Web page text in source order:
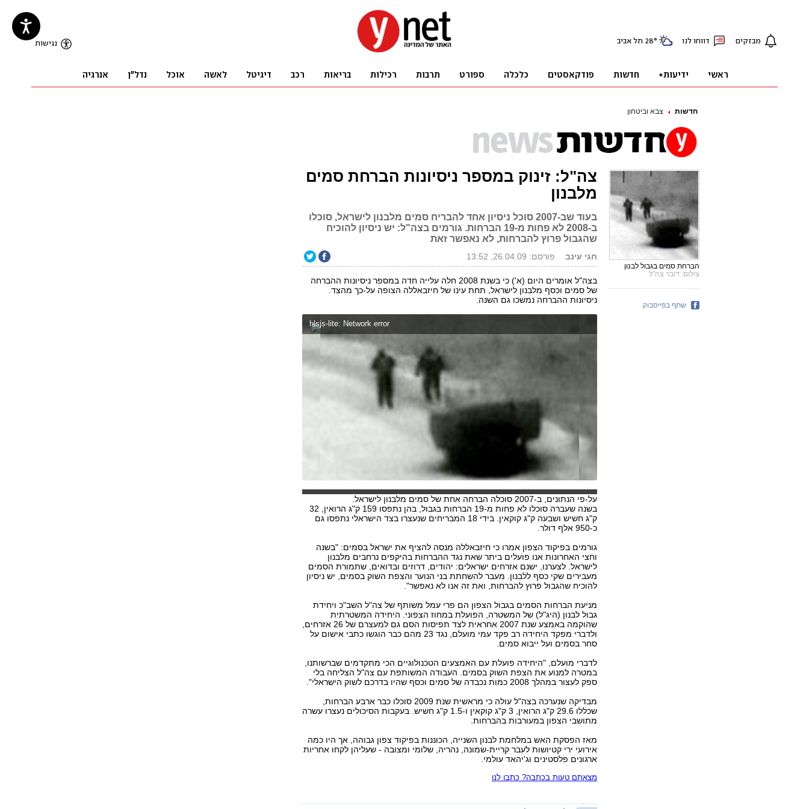
חדשות צבא וביטחון
צה"ל: זינוק במספר ניסיונות הברחת סמים
מלבנון
בעוד שב-2007 סוכל ניסיון אחד להבריח סמים מלבנון לישראל, סוכלו
ב-2008 לא פחות מ-19 הברחות. גורמים בצה"ל: יש ניסיון להוכיח
שהגבול פרוץ להברחות, לא נאפשר זאת
חגי עינב פורסם: 26.04.09, 13:52
בצה"ל אומרים היום (א') כי בשנת 2008 חלה עלייה חדה במספר ניסיונות ההברחה
של סמים וכסף מלבנון לישראל, תחת עינו של חיזבאללה הצופה על-כך מהצד.
ניסיונות ההברחה נמשכו גם השנה.
hlsjs-lite: Network error
על-פי הנתונים, ב-2007 סוכלה הברחה אחת של סמים מלבנון לישראל.
בשנה שעברה סוכלו לא פחות מ-19 הברחות בגבול, בהן נתפסו 159 ק"ג הרואין, 32
ק"ג חשיש ושבעה ק"ג קוקאין. בידי 18 המבריחים שנעצרו בצד הישראלי נתפסו גם
כ-950 אלף דולר.
גורמים בפיקוד הצפון אמרו כי חיזבאללה מנסה להציף את ישראל בסמים: "בשנה
וחצי האחרונות אנו פועלים ביתר שאת נגד ההברחות בהיקפים נרחבים מלבנון
לישראל. לצערנו, ישנם אזרחים ישראלים: יהודים, דרוזים ובדואים, שתמורת הסמים
מעבירים שקי כסף ללבנון. מעבר להשחתת בני הנוער והצפת השוק בסמים, יש ניסיון
להוכיח שהגבול פרוץ להברחות, ואת זה אנו לא נאפשר".
מניעת הברחות הסמים בגבול הצפון הם פרי עמל משותף של צה"ל השב"כ ויחידת
גבול לבנון (היג"ל) של המשטרה, הפועלת במחוז הצפוני. היחידה המשטרתית
שהוקמה באמצע שנת 2007 אחראית לצד תפיסות הסם גם למעצרם של 26 אזרחים,
ולדברי מפקד היחידה רב פקד עמי מועלם, נגד 23 מהם כבר הוגשו כתבי אישום על
סחר בסמים ועל ייבוא סמים.
לדברי מועלם, "היחידה פועלת עם האמצעים הטכנולוגיים הכי מתקדמים שברשותנו,
במטרה למנוע את הצפת השוק בסמים. העבודה המשותפת עם צה"ל הצליחה בלי
ספק לעצור במהלך 2008 כמות נכבדה של סמים וכסף שהיו בדרכם לשוק הישראלי".
מבדיקה שנערכה בצה"ל עולה כי מראשית שנת 2009 סוכלו כבר ארבע הברחות,
שכללו 29.6 ק"ג הרואין, 3 ק"ג קוקאין ו-1.5 ק"ג חשיש. בעקבות הסיכולים נעצרו עשרה
מתושבי הצפון במעורבות בהברחות.
מאז הפסקת האש במלחמת לבנון השנייה, הכוננות בפיקוד צפון גבוהה, אך היו כמה
אירועי ירי קטיושות לעבר קריית-שמונה, נהריה, שלומי ומצובה - שעליהן לקחו אחריות
ארגונים פלסטינים וג'יהאד עולמי.
מצאתם טעות בכתבה? כתבו לנו
הברחת סמים בגבול לבנון
צילום: דובר צה"ל
שתף בפייסבוק